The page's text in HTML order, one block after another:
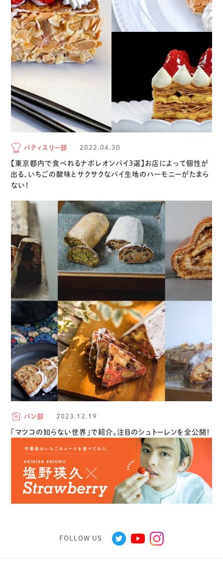
パティスリー部 2022.04.30
【東京都内で食べれるナポレオンパイ３選】お店によって個性が
出る、いちごの酸味とサクサクなパイ生地のハーモニーがたまら
ない！
パン部 2023.12.19
「マツコの知らない世界」で紹介。注目のシュトーレンを全公開！
FOLLOW US